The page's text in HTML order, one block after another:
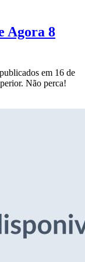
Agora 8
em 16 de
Não perca!